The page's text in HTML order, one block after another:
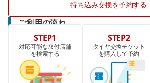
持ち込み交換を予約する
ご利用の流れ
STEP1
対応可能な取付店舗
を検索する
STEP2
タイヤ交換チケット
を購入して予約